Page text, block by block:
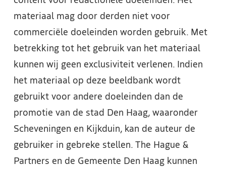
materiaal mag door derden niet voor
commerciële doeleinden worden gebruik. Met
betrekking tot het gebruik van het materiaal
kunnen wij geen exclusiviteit verlenen. Indien
het materiaal op deze beeldbank wordt
gebruikt voor andere doeleinden dan de
promotie van de stad Den Haag, waaronder
Scheveningen en Kijkduin, kan de auteur de
gebruiker in gebreke stellen. The Hague &
Partners en de Gemeente Den Haag kunnen